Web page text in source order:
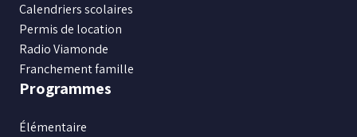
Calendriers scolaires
Permis de location
Radio Viamonde
Franchement famille
Programmes
Élémentaire